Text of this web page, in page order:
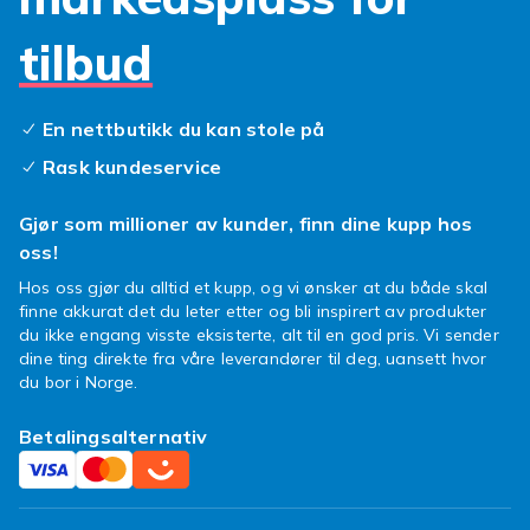
tilbud
En nettbutikk du kan stole på
Rask kundeservice
Gjør som millioner av kunder, finn dine kupp hos
oss!
Hos oss gjør du alltid et kupp, og vi ønsker at du både skal
finne akkurat det du leter etter og bli inspirert av produkter
du ikke engang visste eksisterte, alt til en god pris. Vi sender
dine ting direkte fra våre leverandører til deg, uansett hvor
du bor i Norge.
Betalingsalternativ